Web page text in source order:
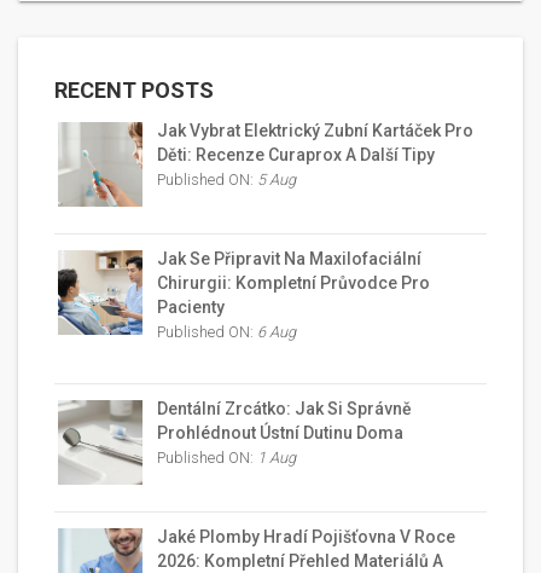
RECENT POSTS
Jak Vybrat Elektrický Zubní Kartáček Pro
Děti: Recenze Curaprox A Další Tipy
Published ON: 5 Aug
Jak Se Připravit Na Maxilofaciální
Chirurgii: Kompletní Průvodce Pro
Pacienty
Published ON: 6 Aug
Dentální Zrcátko: Jak Si Správně
Prohlédnout Ústní Dutinu Doma
Published ON: 1 Aug
Jaké Plomby Hradí Pojišťovna V Roce
2026: Kompletní Přehled Materiálů A